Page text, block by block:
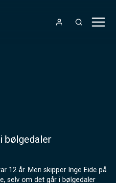
bølgedaler
12 år. Men skipper Inge Eide på
selv om det går i bølgedaler